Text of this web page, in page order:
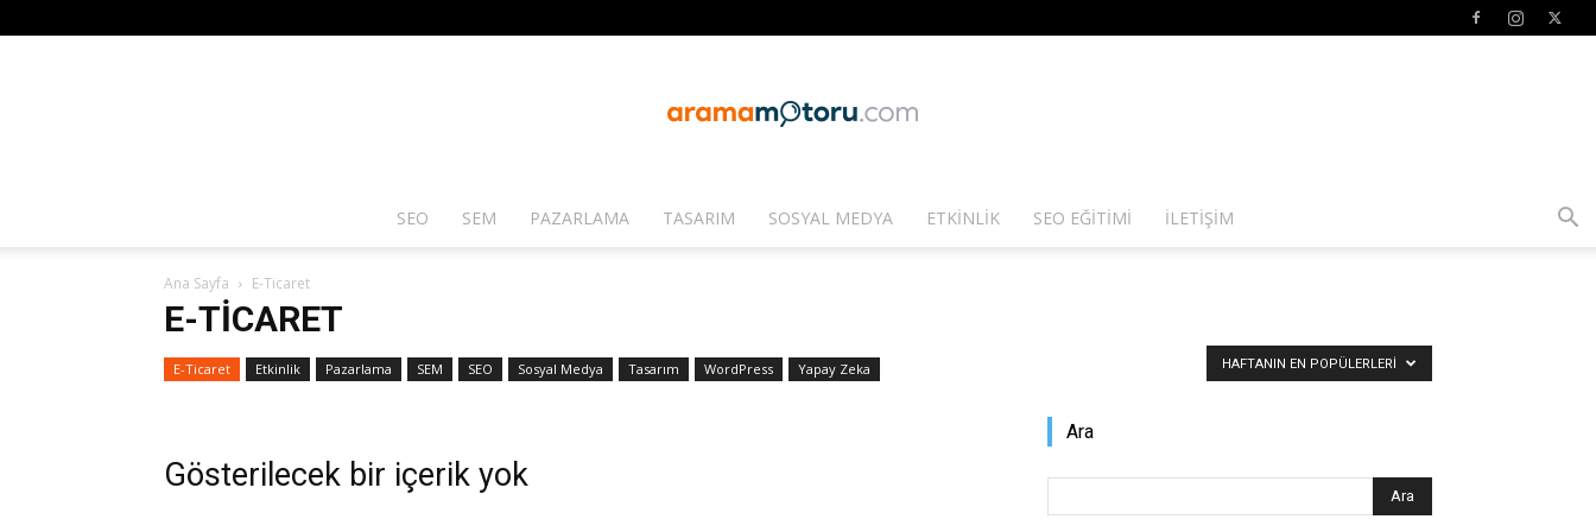
Arama
Motoru
SEO SEM PAZARLAMA TASARIM SOSYAL MEDYA ETKINLIK SEO EĞITIMI İLETIŞIM
Ana Sayfa E-Ticaret
E-TICARET
E-Ticaret Etkinlik Pazarlama SEM SEO Sosyal Medya Tasarım WordPress Yapay Zeka HAFTANIN EN POPÜLERLERI
Gösterilecek bir içerik yok
Ara